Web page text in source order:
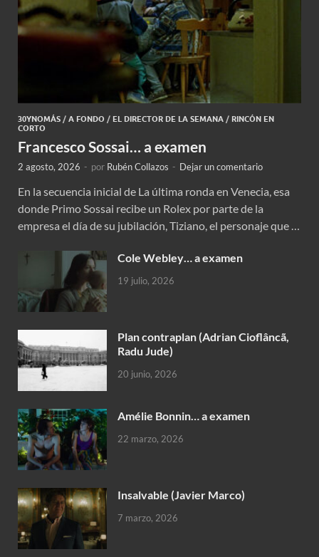
30YNOMÁS / A FONDO / EL DIRECTOR DE LA SEMANA / RINCÓN EN
CORTO
Francesco Sossai… a examen
2 agosto, 2026 - por Rubén Collazos - Dejar un comentario
En la secuencia inicial de La última ronda en Venecia, esa
donde Primo Sossai recibe un Rolex por parte de la
empresa el día de su jubilación, Tiziano, el personaje que …
Cole Webley… a examen
19 julio, 2026
Plan contraplan (Adrian Cioflâncã,
Radu Jude)
20 junio, 2026
Amélie Bonnin… a examen
22 marzo, 2026
Insalvable (Javier Marco)
7 marzo, 2026